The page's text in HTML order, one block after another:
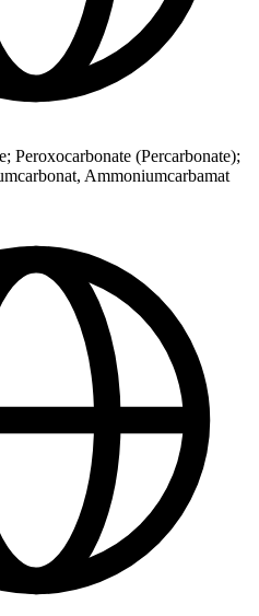
Peroxocarbonate (Percarbonate);
Ammoniumcarbamat